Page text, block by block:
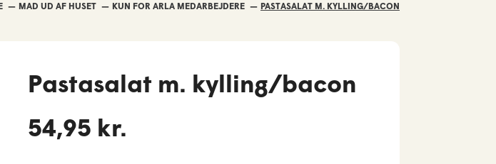
PASTASALAT M. KYLLING/BACON
Pastasalat m. kylling/bacon
54,95 kr.